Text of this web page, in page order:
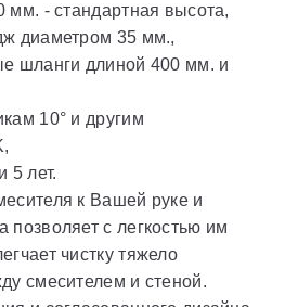
мм. - стандартная высота,
диаметром 35 мм.,
шланги длиной 400 мм. и
10° и другим
5 лет.
к Вашей руке и
позволяет с легкостью им
чистку тяжело
смесителем и стеной.